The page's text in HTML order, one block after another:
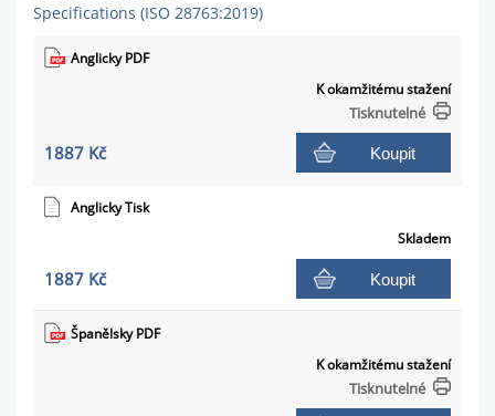
Specifications (ISO 28763:2019)
Anglicky PDF
K okamžitému stažení
Tisknutelné
1887 Kč Koupit
Anglicky Tisk
Skladem
1887 Kč Koupit
Španělsky PDF
K okamžitému stažení
Tisknutelné